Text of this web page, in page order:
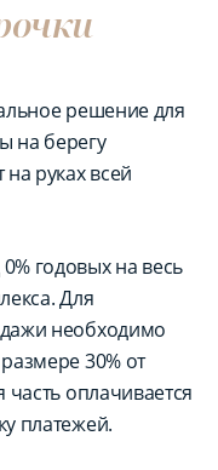
решение для
на берегу
руках всей
годовых на весь
Для
необходимо
30% от
часть оплачивается
платежей.